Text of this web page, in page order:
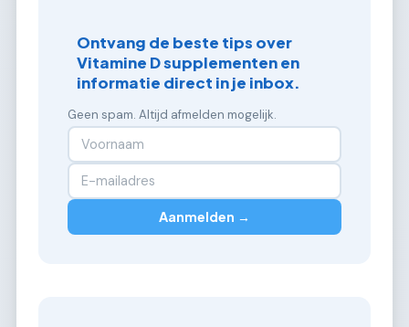
Ontvang de beste tips over
Vitamine D supplementen en
informatie direct in je inbox.
Geen spam. Altijd afmelden mogelijk.
Aanmelden →